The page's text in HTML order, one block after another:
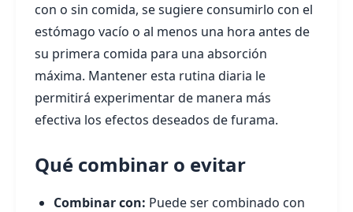
con o sin comida, se sugiere consumirlo con el
estómago vacío o al menos una hora antes de
su primera comida para una absorción
máxima. Mantener esta rutina diaria le
permitirá experimentar de manera más
efectiva los efectos deseados de furama.
Qué combinar o evitar
Combinar con: Puede ser combinado con